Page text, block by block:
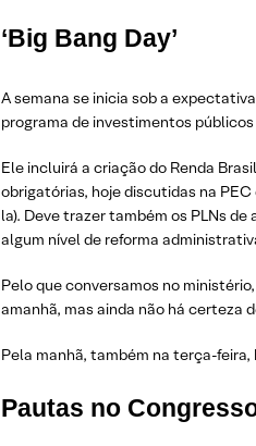
‘Big Bang Day’
A semana se inicia sob a
programa de investimentos
Ele incluirá a criação do Renda
obrigatórias, hoje discutidas na
la). Deve trazer também os PLNs
algum nível de reforma
Pelo que conversamos no
amanhã, mas ainda não há certeza
Pela manhã, também na terça-
Pautas no